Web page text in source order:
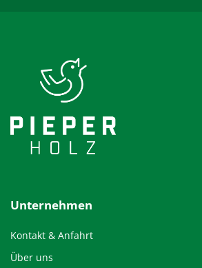
Unternehmen
Kontakt & Anfahrt
Über uns